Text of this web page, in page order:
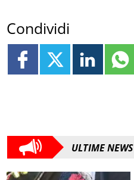
Condividi
ULTIME NEWS